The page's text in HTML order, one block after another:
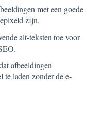
met een goede
zijn.
alt-teksten toe voor
afbeeldingen
te laden zonder de e-